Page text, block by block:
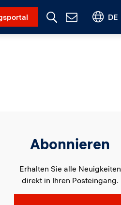
Contact
Us
DE
Abonnieren
Erhalten Sie alle Neuigkeiten
direkt in Ihren Posteingang.